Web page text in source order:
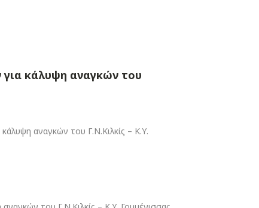
για κάλυψη αναγκών του
αναγκών του Γ.Ν.Kιλκίς – Κ.Υ.